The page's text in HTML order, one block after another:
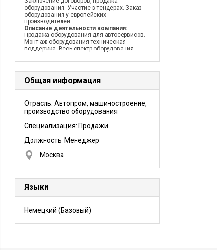
оборудования. Участие в тендерах. Заказ
оборудования у европейских
производителей.
Описание деятельности компании:
Продажа оборудования для автосервисов.
Монт аж оборудования техническая
поддержка. Весь спектр оборудования.
Общая информация
Отрасль: Автопром, машиностроение,
производство оборудования
Специализация: Продажи
Должность: Менеджер
Москва
Языки
Немецкий (Базовый)